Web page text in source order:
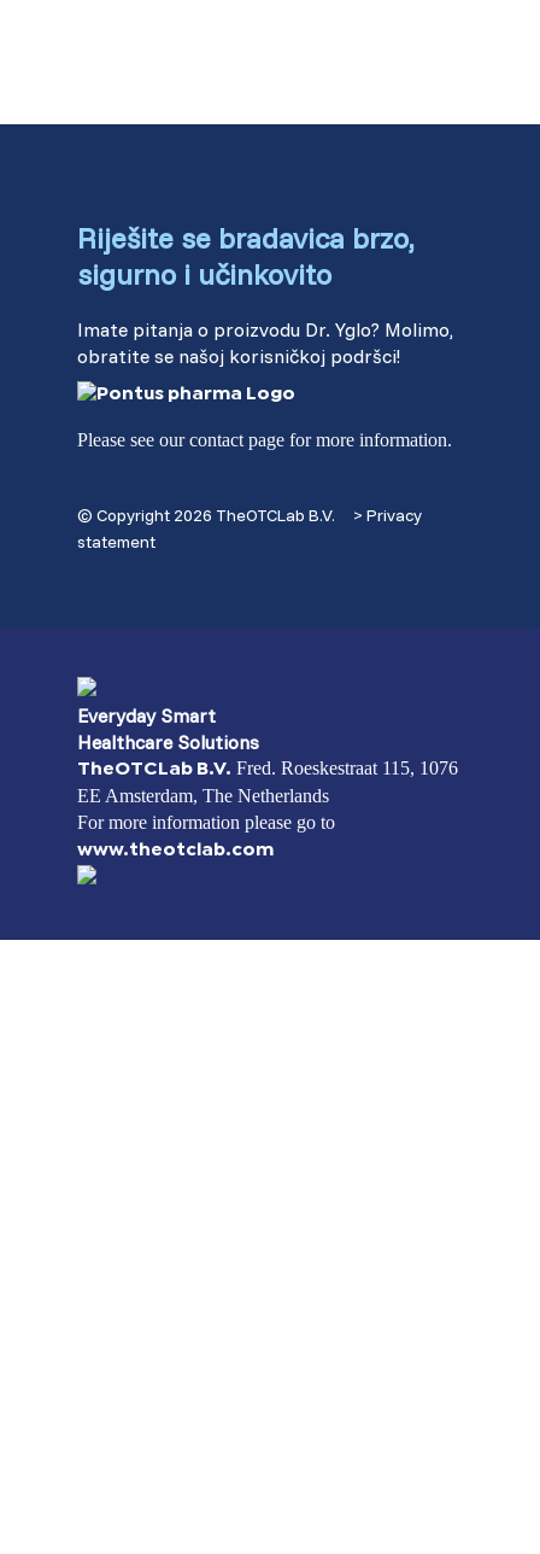
Riješite se bradavica brzo,
sigurno i učinkovito
Imate pitanja o proizvodu Dr. Yglo? Molimo,
obratite se našoj korisničkoj podršci!
Please see our contact page for more information.
© Copyright 2026 TheOTCLab B.V. > Privacy
statement
Everyday Smart
Healthcare Solutions
TheOTCLab B.V. Fred. Roeskestraat 115, 1076
EE Amsterdam, The Netherlands
For more information please go to
www.theotclab.com